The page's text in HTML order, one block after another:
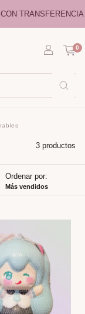
0
3 productos
Ordenar por:
Más vendidos